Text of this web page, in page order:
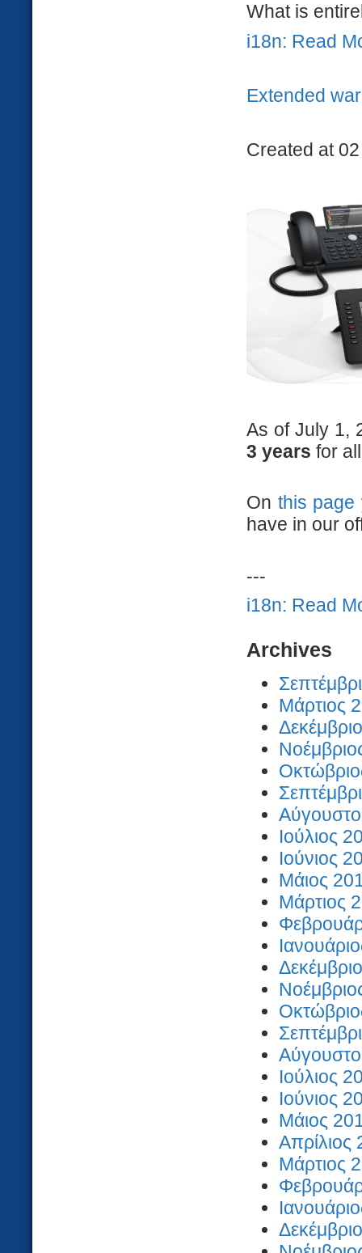
What is
i18n: Read
Extended
Created at 02
As of July 1,
3 years for
On this page
have in our
---
i18n: Read
Archives
Μάρτιος
Ιούλιος
Ιούνιος
Μάιος
Μάρτιος
Ιούλιος
Ιούνιος
Μάιος
Απρίλιος
Μάρτιος